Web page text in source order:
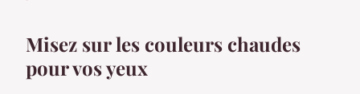
Misez sur les couleurs chaudes
pour vos yeux